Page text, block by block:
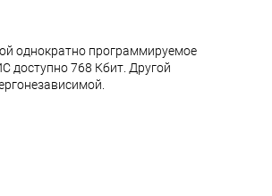
однократно программируемое
доступно 768 Кбит. Другой